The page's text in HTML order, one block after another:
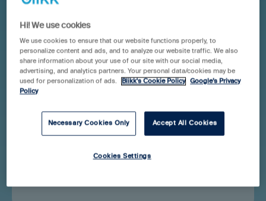
Lösningen
Valet föll på Blikk tack vare möjligheten att
hantera hela flödet – från första kundkontakt
till avslutat projekt. Genom att samla sälj,
projekt, tid och avtal i samma system fick de
administration, bättre interna rutiner och en
Hi! We use cookies
We use cookies to ensure that our website functions properly, to
personalize content and ads, and to analyze our website traffic. We also
share information about your use of our site with our social media,
advertising, and analytics partners. Your personal data/cookies may be
used for personalization of ads.
Blikk's Cookie Policy
Google’s Privacy
Policy
Necessary Cookies Only Accept All Cookies
Cookies Settings